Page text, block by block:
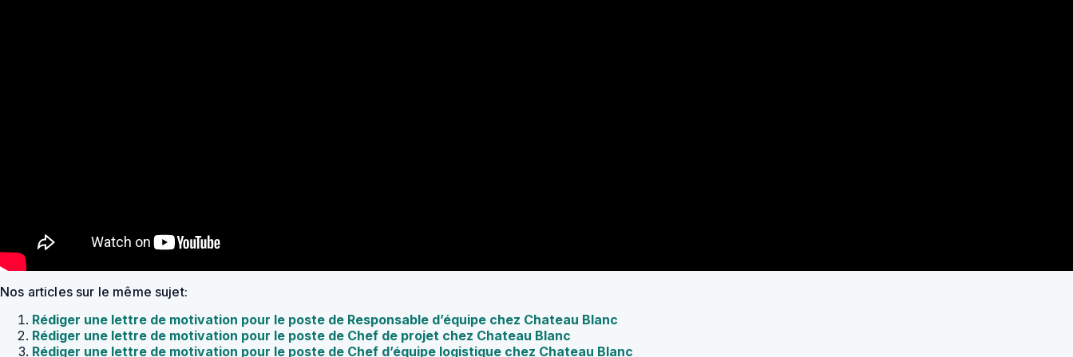
Nos articles sur le même sujet:
Rédiger une lettre de motivation pour le poste de Responsable d’équipe chez Chateau Blanc
Rédiger une lettre de motivation pour le poste de Chef de projet chez Chateau Blanc
Rédiger une lettre de motivation pour le poste de Chef d’équipe logistique chez Chateau Blanc